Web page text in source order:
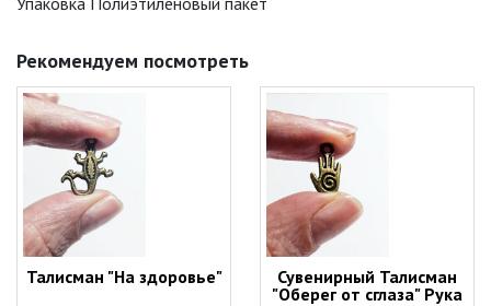
Рекомендуем посмотреть
Талисман "На здоровье"
Сувенирный Талисман
"Оберег от сглаза" Рука